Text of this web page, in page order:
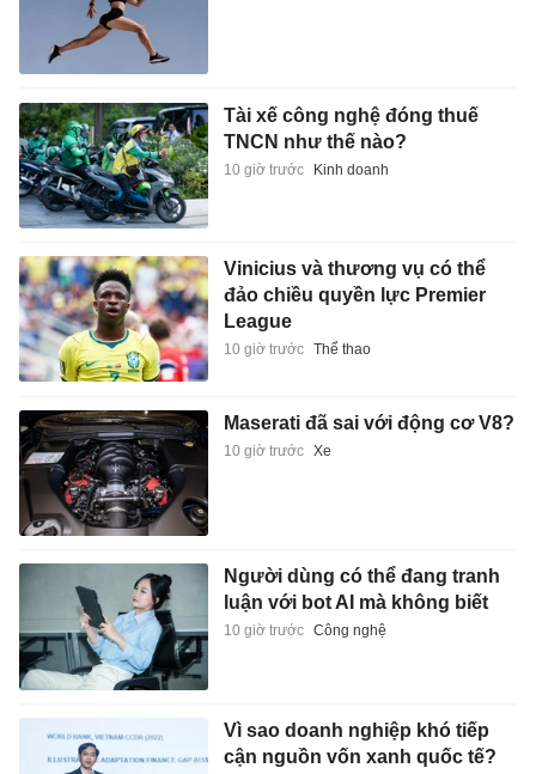
Tài xế công nghệ đóng thuế
TNCN như thế nào?
10 giờ trước Kinh doanh
Vinicius và thương vụ có thể
đảo chiều quyền lực Premier
League
10 giờ trước Thể thao
Maserati đã sai với động cơ V8?
10 giờ trước Xe
Người dùng có thể đang tranh
luận với bot AI mà không biết
10 giờ trước Công nghệ
Vì sao doanh nghiệp khó tiếp
cận nguồn vốn xanh quốc tế?